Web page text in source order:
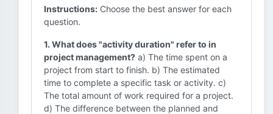
Instructions: Choose the best answer for each
question.
1. What does "activity duration" refer to in
project management? a) The time spent on a
project from start to finish. b) The estimated
time to complete a specific task or activity. c)
The total amount of work required for a project.
d) The difference between the planned and